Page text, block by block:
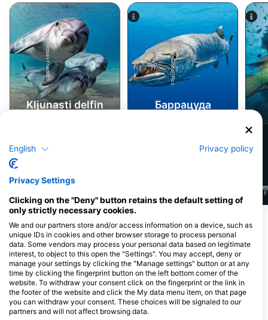
Tobias Friedrich
Kljunasti delfin
iStock-Global_Pics
Баррацуда
F
Прикажи још животиња
Ронилачки центри нуде услуге
угоститељства на овој ронилачкој
локацији
English Privacy policy
Privacy Settings
Clicking on the "Deny" button retains the default setting of
only strictly necessary cookies.
We and our partners store and/or access information on a device, such as
unique IDs in cookies and other browser storage to process personal
data. Some vendors may process your personal data based on legitimate
interest, to object to this open the "Settings". You may accept, deny or
manage your settings by clicking the "Manage settings" button or at any
time by clicking the fingerprint button on the left bottom corner of the
website. To withdraw your consent click on the fingerprint or the link in
the footer of the website and click the My data menu item, on that page
you can withdraw your consent. These choices will be signaled to our
partners and will not affect browsing data.